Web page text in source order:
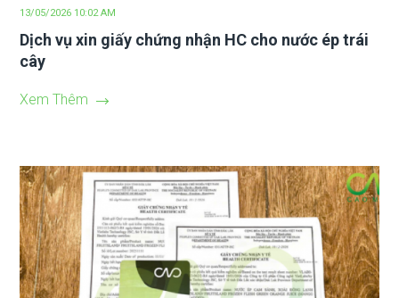
13/05/2026 10:02 AM
Dịch vụ xin giấy chứng nhận HC cho nước ép trái
cây
Xem Thêm